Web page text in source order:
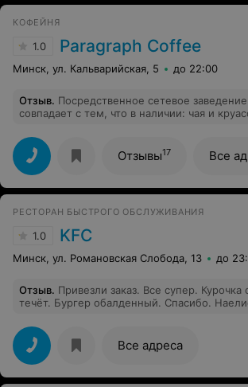
КОФЕЙНЯ
1.0 Paragraph Coffee
Минск, ул. Кальварийская, 5 до 22:00
Отзыв. Посредственное сетевое
совпадает с тем, что в наличии: чая и
описанного в меню, а стоимость остаётся
Атмосфера, как на вокзале.
Отзывы17 Все
РЕСТОРАН БЫСТРОГО ОБСЛУЖИВАНИЯ
1.0 KFC
Минск, ул. Романовская Слобода, 13 до
Отзыв. Привезли заказ. Все супер. Курочка сочная прям
течёт. Бургер
Все адреса